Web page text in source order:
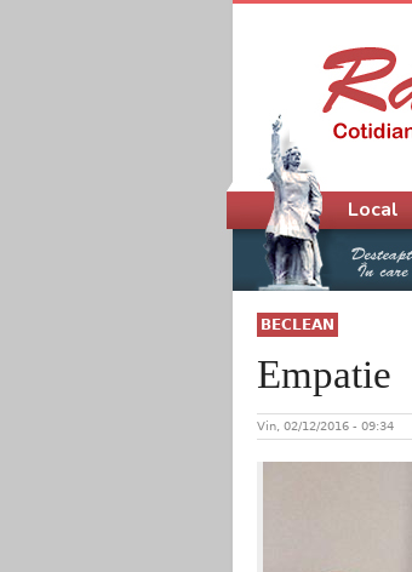
BECLEAN
Empatie
Vin, 02/12/2016 - 09:34
Meniu principal
Local